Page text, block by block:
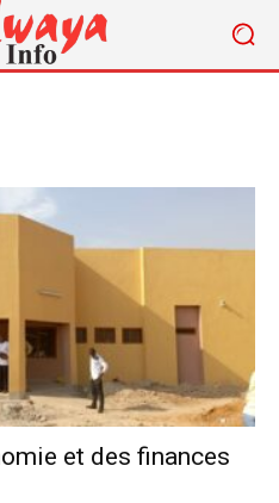
et des finances